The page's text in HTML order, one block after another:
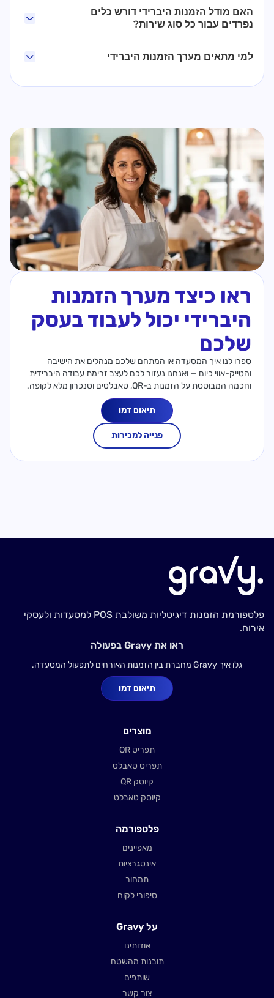
האם מודל הזמנות היברידי דורש כלים
נפרדים עבור כל סוג שירות?
למי מתאים מערך הזמנות היברידי
ראו כיצד מערך הזמנות
היברידי יכול לעבוד בעסק
שלכם
ספרו לנו איך המסעדה או המתחם שלכם מנהלים את הישיבה
והטייק-אווי כיום — ואנחנו נעזור לכם לעצב זרימת עבודה היברידית
וחכמה המבוססת על הזמנות ב-QR, טאבלטים וסנכרון מלא לקופה.
תיאום דמו
פנייה למכירות
פלטפורמת הזמנות דיגיטליות משולבת POS למסעדות ולעסקי
אירוח.
ראו את Gravy בפעולה
גלו איך Gravy מחברת בין הזמנות האורחים לתפעול המסעדה.
תיאום דמו
מוצרים
תפריט QR
תפריט טאבלט
קיוסק QR
קיוסק טאבלט
פלטפורמה
מאפיינים
אינטגרציות
תמחור
סיפורי לקוח
על Gravy
אודותינו
תובנות מהשטח
שותפים
צור קשר